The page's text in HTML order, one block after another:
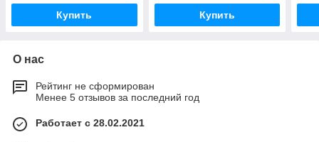
Купить Купить
О нас
Рейтинг не сформирован
Менее 5 отзывов за последний год
Работает с 28.02.2021